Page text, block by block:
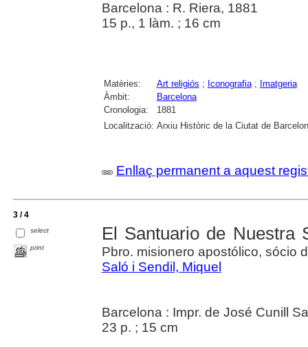
Barcelona : R. Riera, 1881
15 p., 1 làm. ; 16 cm
Matèries: Art religiós ; Iconografia; Imatgeria
Àmbit:
Barcelona
Cronologia:
1881
Localització: Arxiu Històric de la Ciutat de
Enllaç permanent a aquest
3 / 4
select
print
El Santuario de Nuestra
Pbro. misionero apostólico, sócio
Saló i Sendil, Miquel
Barcelona : Impr. de José Cunill
23 p. ; 15 cm